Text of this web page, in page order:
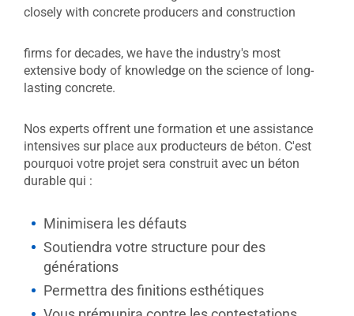
closely with concrete producers and construction
firms for decades, we have the industry's most
extensive body of knowledge on the science of long-
lasting concrete.
Nos experts offrent une formation et une assistance
intensives sur place aux producteurs de béton. C'est
pourquoi votre projet sera construit avec un béton
durable qui :
Minimisera les défauts
Soutiendra votre structure pour des
générations
Permettra des finitions esthétiques